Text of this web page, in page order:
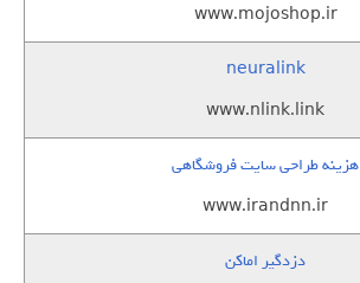
www.mojoshop.ir
neuralink
www.nlink.link
هزینه طراحی سایت فروشگاهی
www.irandnn.ir
دزدگیر اماکن